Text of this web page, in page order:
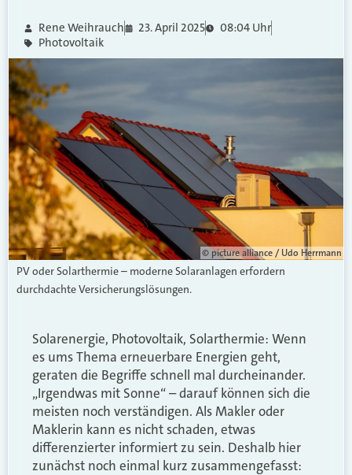
Rene Weihrauch 23. April 2025
08:04 Uhr
Photovoltaik
© picture alliance / Udo Herrmann
PV oder Solarthermie – moderne Solaranlagen erfordern
durchdachte Versicherungslösungen.
Solarenergie, Photovoltaik, Solarthermie: Wenn
es ums Thema erneuerbare Energien geht,
geraten die Begriffe schnell mal durcheinander.
„Irgendwas mit Sonne“ – darauf können sich die
meisten noch verständigen. Als Makler oder
Maklerin kann es nicht schaden, etwas
differenzierter informiert zu sein. Deshalb hier
zunächst noch einmal kurz zusammengefasst: